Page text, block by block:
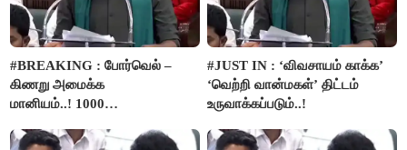
#BREAKING : போர்வெல் –
கிணறு அமைக்க
மானியம்..! 1000
பம்புசெட் வழங்கப்படும்..!
#JUST IN : ‘விவசாயம் காக்க’
‘வெற்றி வான்மகள்’ திட்டம்
உருவாக்கப்படும்..!